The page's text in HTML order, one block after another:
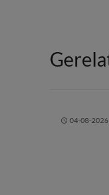
04-08-2026